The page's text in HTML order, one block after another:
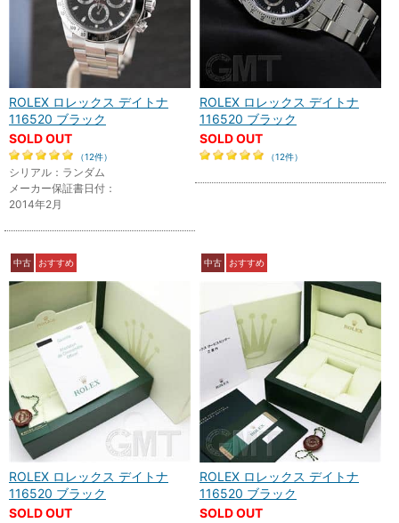
ROLEX ロレックス デイトナ
116520 ブラック
SOLD OUT
（12件）
シリアル：ランダム
メーカー保証書日付：
2014年2月
ROLEX ロレックス デイトナ
116520 ブラック
SOLD OUT
（12件）
中古 おすすめ
ROLEX ロレックス デイトナ
116520 ブラック
SOLD OUT
中古 おすすめ
ROLEX ロレックス デイトナ
116520 ブラック
SOLD OUT